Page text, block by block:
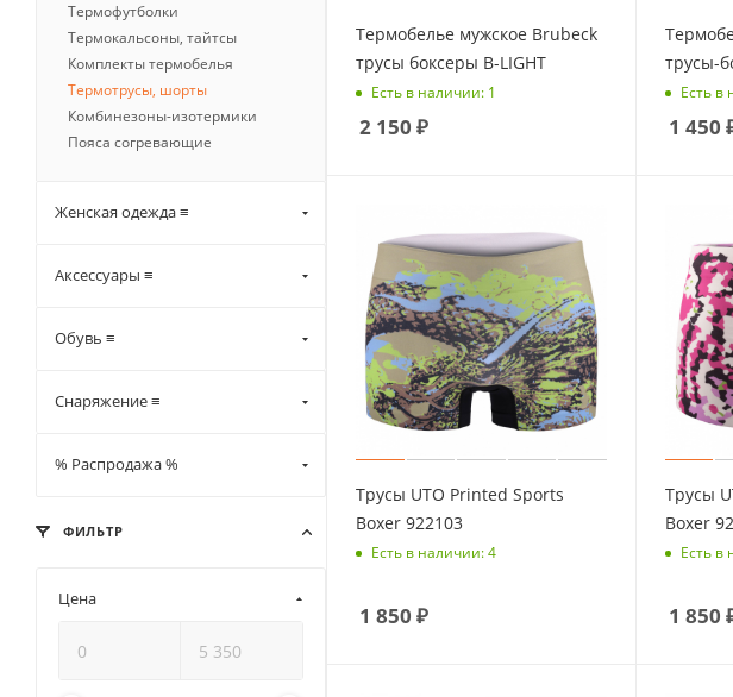
Термобелье мужское Brubeck
трусы боксеры B-LIGHT
Есть в наличии: 1
2 150 ₽
трусы-
Есть в
1 450
Трусы UTO Printed Sports
Boxer 922103
Есть в наличии: 4
1 850 ₽
Трусы
Boxer
Есть в
1 850
Термофутболки
Термокальсоны, тайтсы
Комплекты термобелья
Термотрусы, шорты
Комбинезоны-изотермики
Пояса согревающие
Женская одежда ≡
Аксессуары ≡
Обувь ≡
Снаряжение ≡
% Распродажа %
ФИЛЬТР
Цена